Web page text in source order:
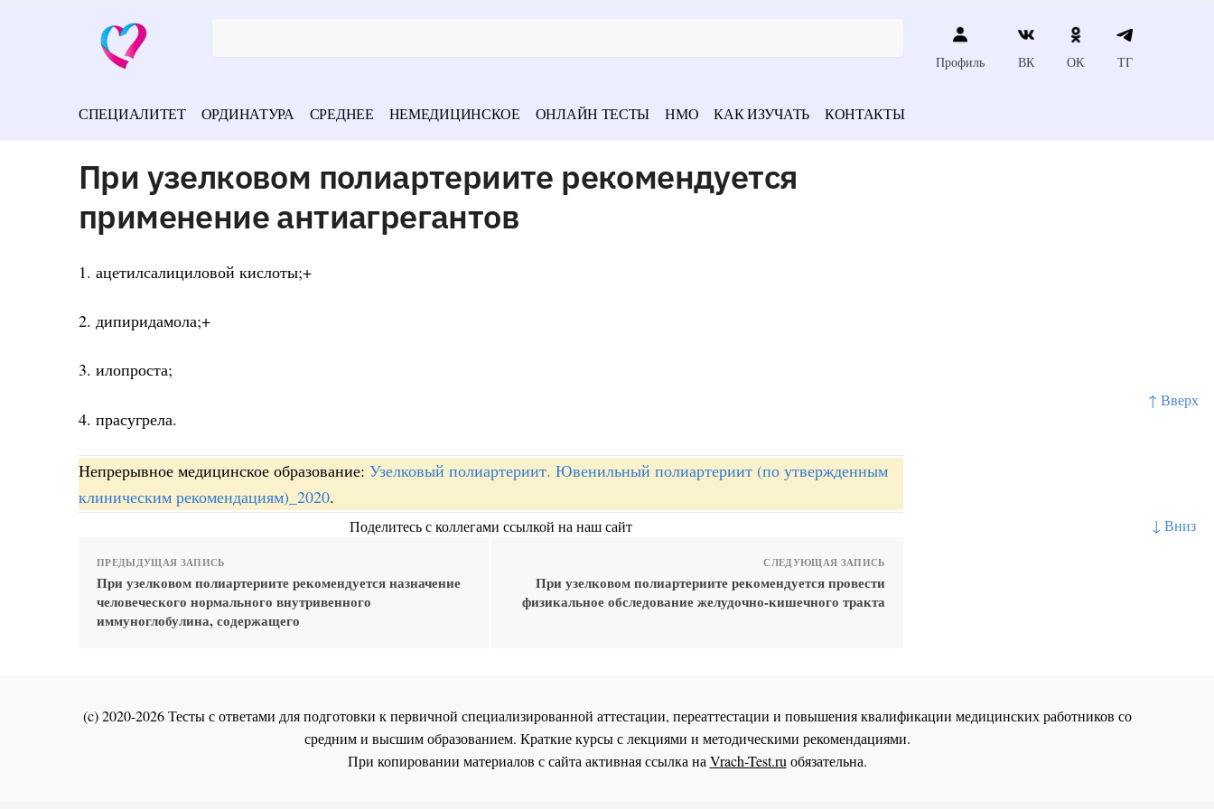
↑ Вверх
↓ Вниз
Профиль ВК ОК ТГ
СПЕЦИАЛИТЕТ ОРДИНАТУРА СРЕДНЕЕ НЕМЕДИЦИНСКОЕ ОНЛАЙН ТЕСТЫ НМО КАК ИЗУЧАТЬ КОНТАКТЫ
При узелковом полиартериите рекомендуется
применение антиагрегантов
1. ацетилсалициловой кислоты;+
2. дипиридамола;+
3. илопроста;
4. прасугрела.
Непрерывное медицинское образование: Узелковый полиартериит. Ювенильный полиартериит (по утвержденным
клиническим рекомендациям)_2020.
Поделитесь с коллегами ссылкой на наш сайт
ПРЕДЫДУЩАЯ ЗАПИСЬ
При узелковом полиартериите рекомендуется назначение
человеческого нормального внутривенного
иммуноглобулина, содержащего
СЛЕДУЮЩАЯ ЗАПИСЬ
При узелковом полиартериите рекомендуется провести
физикальное обследование желудочно-кишечного тракта
(c) 2020-2026 Тесты с ответами для подготовки к первичной специализированной аттестации, переаттестации и повышения квалификации медицинских работников со
средним и высшим образованием. Краткие курсы с лекциями и методическими рекомендациями.
При копировании материалов с сайта активная ссылка наVrach-Test.ruобязательна.